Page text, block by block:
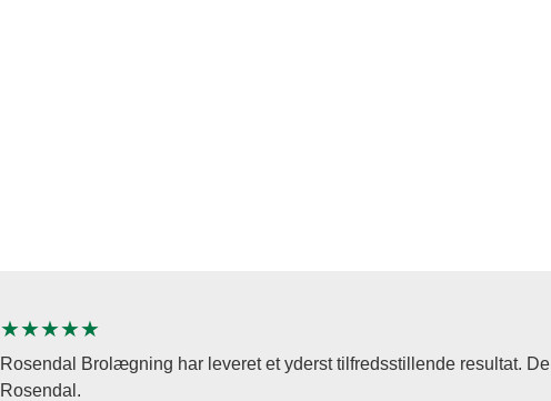
★★★★★
Rosendal Brolægning har leveret et yderst tilfredsstillende resultat.
Rosendal.